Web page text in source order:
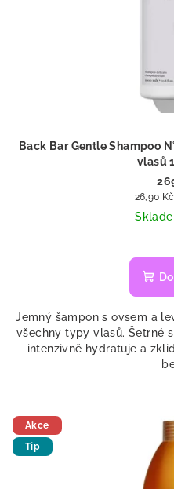
Back Bar Gentle Shampoo
vlasů
Měrná
cena:
26,90
Jemný šampon s ovsem a
všechny typy vlasů. Šetrné
intenzivně hydratuje a
Akce
Tip